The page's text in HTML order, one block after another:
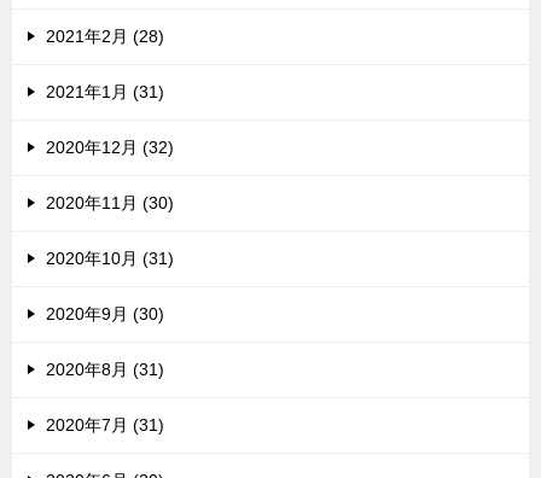
2021年2月 (28)
2021年1月 (31)
2020年12月 (32)
2020年11月 (30)
2020年10月 (31)
2020年9月 (30)
2020年8月 (31)
2020年7月 (31)